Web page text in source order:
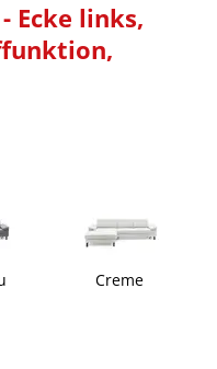
Ecke links,
Creme